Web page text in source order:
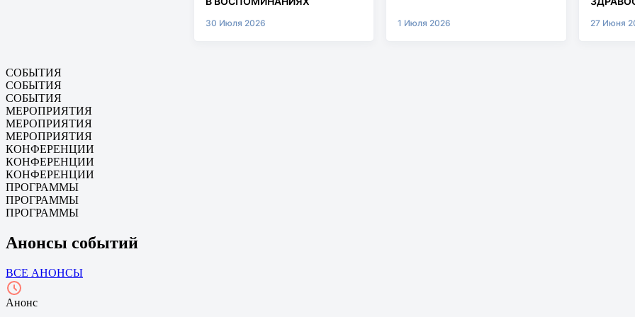
30 Июля 2026 1 Июля 2026 27 Июня
СОБЫТИЯ
СОБЫТИЯ
СОБЫТИЯ
МЕРОПРИЯТИЯ
МЕРОПРИЯТИЯ
МЕРОПРИЯТИЯ
КОНФЕРЕНЦИИ
КОНФЕРЕНЦИИ
КОНФЕРЕНЦИИ
ПРОГРАММЫ
ПРОГРАММЫ
ПРОГРАММЫ
Анонсы событий
ВСЕ АНОНСЫ
Анонс